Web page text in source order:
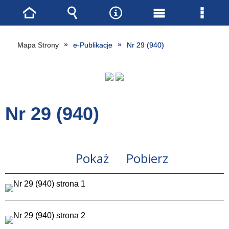
Mapa Strony e-Publikacje Nr 29 (940)
Nr 29 (940)
Pokaż Pobierz
Strona
główna
Wyszukiwarka
NarzędziaMenu
główne
Menu